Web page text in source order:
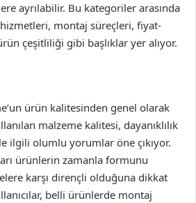
ayrılabilir. Bu kategoriler arasında
montaj süreçleri, fiyat-
çeşitliliği gibi başlıklar yer alıyor.
ürün kalitesinden genel olarak
malzeme kalitesi, dayanıklılık
ilgili olumlu yorumlar öne çıkıyor.
ürünlerin zamanla formunu
karşı dirençli olduğuna dikkat
belli ürünlerde montaj